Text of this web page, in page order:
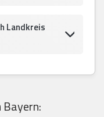
Landkreis
Bayern: